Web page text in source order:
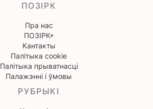
ПОЗІРК
Пра нас
ПОЗІРК+
Кантакты
Палітыка cookie
Палітыка прыватнасці
Палажэнні і ўмовы
РУБРЫКІ